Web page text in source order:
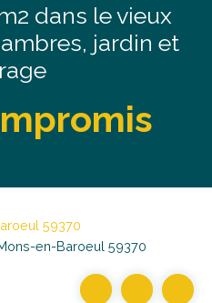
dans le vieux
jardin et
59370
en-Baroeul 59370